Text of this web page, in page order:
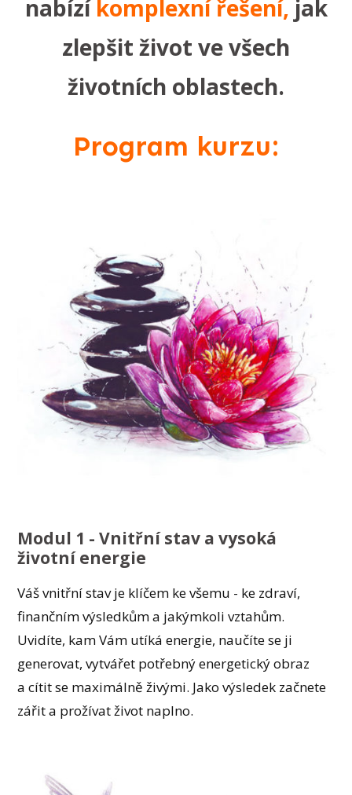
nabízíkomplexní řešení, jak
zlepšit život ve všech
životních oblastech.
Program kurzu:
Modul 1 - Vnitřní stav a vysoká
životní energie
Váš vnitřní stav je klíčem ke všemu - ke zdraví,
finančním výsledkům a jakýmkoli vztahům.
Uvidíte, kam Vám utíká energie, naučíte se ji
generovat, vytvářet potřebný energetický obraz
a cítit se maximálně živými. Jako výsledek začnete
zářit a prožívat život naplno.